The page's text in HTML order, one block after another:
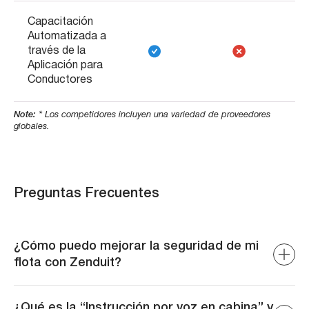
Capacitación
Automatizada a
través de la
Aplicación para
Conductores
Note: * Los competidores incluyen una variedad de proveedores
globales.
Preguntas Frecuentes
¿Cómo puedo mejorar la seguridad de mi
flota con Zenduit?
ZenONE, que proporcionan monitoreo en tiempo real,